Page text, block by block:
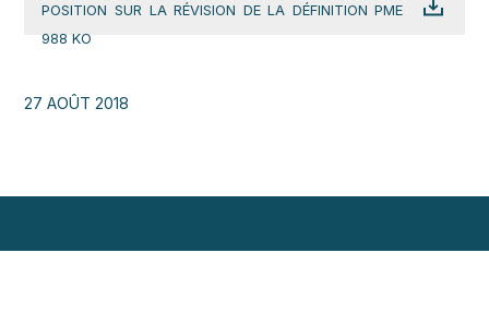
POSITION SUR LA RÉVISION DE LA DÉFINITION PME
988 KO
27 AOÛT 2018